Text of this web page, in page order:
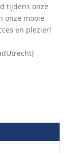
tijdens onze
onze mooie
en plezier!